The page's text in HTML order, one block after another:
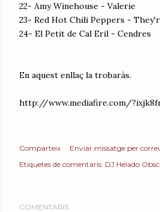
22- Amy Winehouse - Valerie
23- Red Hot Chili Peppers -
24- El Petit de Cal Eril - Cendres
En aquest enllaç la trobaràs.
http://www.mediafire.com/
Comparteix
Enviar missatge per
Etiquetes de comentaris: DJ Helado
COMENTARIS